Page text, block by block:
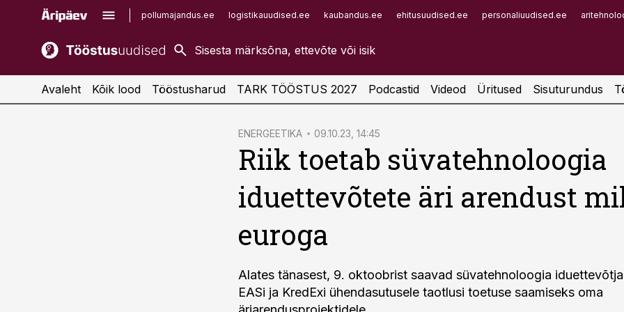
pollumajandus.ee logistikauudised.ee kaubandus.ee ehitusuudised.ee personaliuudised.ee
kaubandus.ee
kinnisvarauudised.ee
imelineajalugu.ee
Infopank
Avaleht Kõik lood Tööstusharud TARK TÖÖSTUS 2027 Podcastid Videod Üritused Sisuturundus
ENERGEETIKA 09.10.23, 14:45
Riik toetab süvatehnoloogia
iduettevõtete äri arendust
euroga
Alates tänasest, 9. oktoobrist saavad süvatehnoloogia
EASi ja KredExi ühendasutusele taotlusi toetuse saamiseks oma